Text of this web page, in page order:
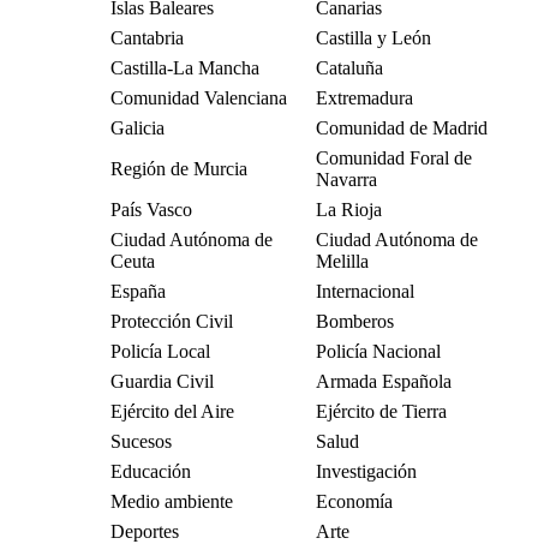
Islas Baleares
Canarias
Cantabria
Castilla y León
Castilla-La Mancha
Cataluña
Comunidad Valenciana
Extremadura
Galicia
Comunidad de Madrid
Región de Murcia
Comunidad Foral de
Navarra
País Vasco
La Rioja
Ciudad Autónoma de
Ceuta
Ciudad Autónoma de
Melilla
España
Internacional
Protección Civil
Bomberos
Policía Local
Policía Nacional
Guardia Civil
Armada Española
Ejército del Aire
Ejército de Tierra
Sucesos
Salud
Educación
Investigación
Medio ambiente
Economía
Deportes
Arte